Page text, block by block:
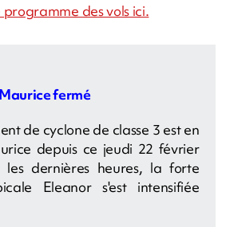
des vols ici.
fermé
de cyclone de classe 3 est en
depuis ce jeudi 22 février
les dernières heures, la forte
Eleanor s'est intensifiée